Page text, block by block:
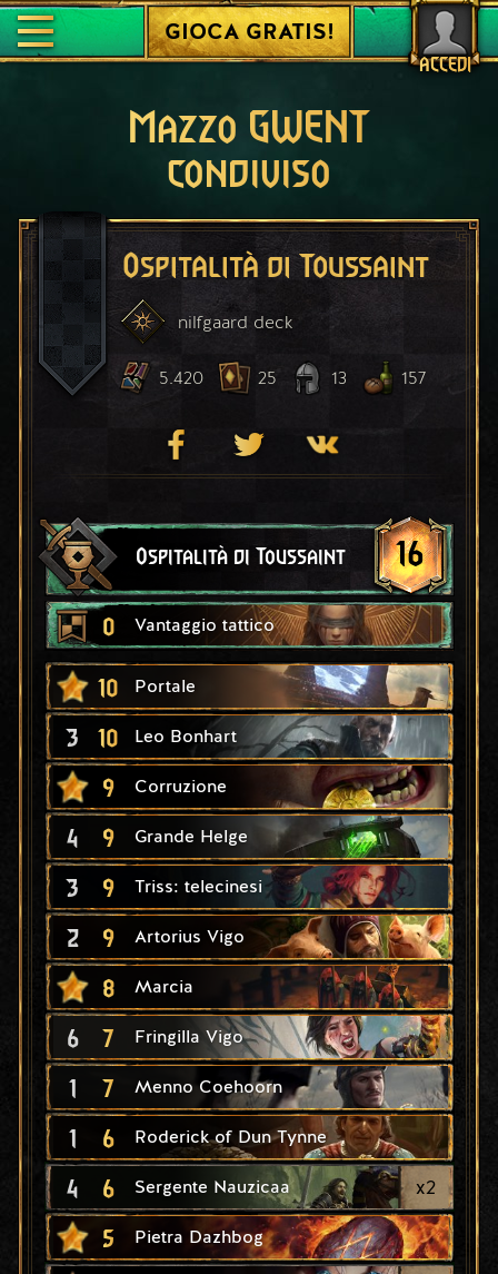
ACCEDI
GIOCA GRATIS!
Mazzo GWENT
condiviso
Ospitalità di Toussaint
nilfgaard deck
5.420 25 13 157
Ospitalità di Toussaint 16
0 Vantaggio tattico
10 Portale
3 10 Leo Bonhart
9 Corruzione
4 9 Grande Helge
3 9 Triss: telecinesi
2 9 Artorius Vigo
8 Marcia
6 7 Fringilla Vigo
1 7 Menno Coehoorn
1 6 Roderick of Dun Tynne
4 6 Sergente Nauzicaa x2
5 Pietra Dazhbog